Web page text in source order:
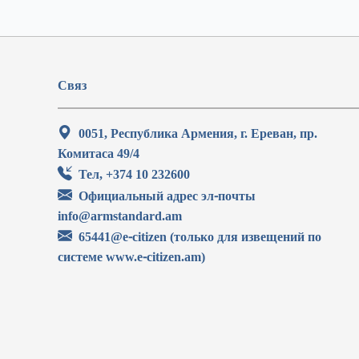
Связ
0051, Республика Армения, г. Ереван, пр.
Комитаса 49/4
Тел, +374 10 232600
Официальный адрес эл-почты
info@armstandard.am
65441@e-citizen (только для извещений по
системе www.e-citizen.am)